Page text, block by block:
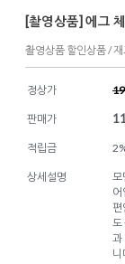
[촬영상품] 에그
촬영상품 할인상품 / 재
정상가
판매가
적립금
상세설명
모
어
편
도
과
니